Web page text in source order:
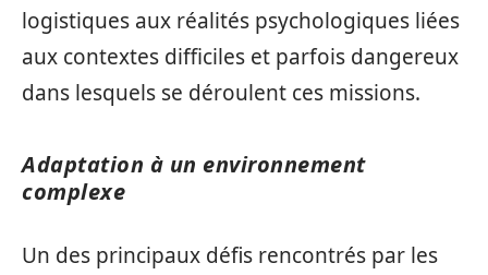
logistiques aux réalités psychologiques liées
aux contextes difficiles et parfois dangereux
dans lesquels se déroulent ces missions.
Adaptation à un environnement
complexe
Un des principaux défis rencontrés par les